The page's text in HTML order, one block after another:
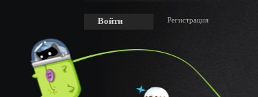
Войти Регистрация